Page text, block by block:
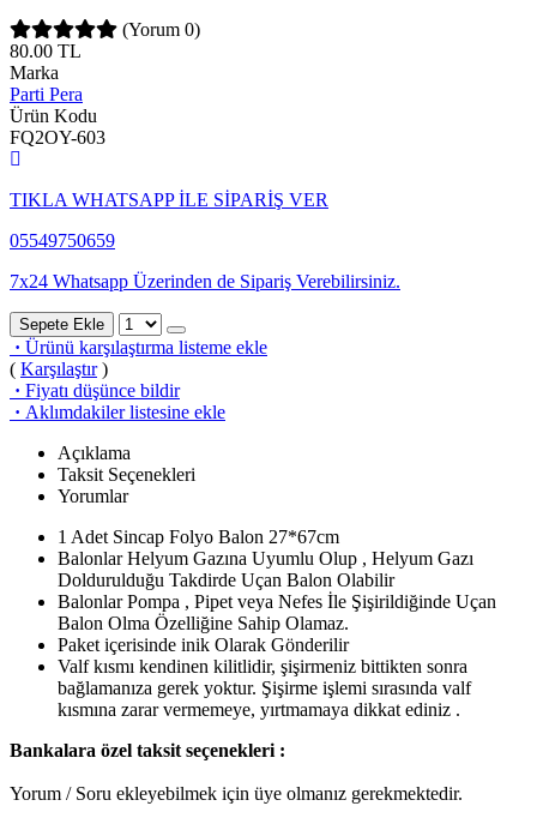
(Yorum 0)
80.00 TL
Marka
Parti Pera
Ürün Kodu
FQ2OY-603
TIKLA WHATSAPP İLE SİPARİŞ VER
05549750659
7x24 Whatsapp Üzerinden de Sipariş Verebilirsiniz.
Sepete Ekle
· Ürünü karşılaştırma listeme ekle
( Karşılaştır)
· Fiyatı düşünce bildir
· Aklımdakiler listesine ekle
Açıklama
Taksit Seçenekleri
Yorumlar
1 Adet Sincap Folyo Balon 27*67cm
Balonlar Helyum Gazına Uyumlu Olup , Helyum Gazı
Doldurulduğu Takdirde Uçan Balon Olabilir
Balonlar Pompa , Pipet veya Nefes İle Şişirildiğinde Uçan
Balon Olma Özelliğine Sahip Olamaz.
Paket içerisinde inik Olarak Gönderilir
Valf kısmı kendinen kilitlidir, şişirmeniz bittikten sonra
bağlamanıza gerek yoktur. Şişirme işlemi sırasında valf
kısmına zarar vermemeye, yırtmamaya dikkat ediniz .
Bankalara özel taksit seçenekleri :
Yorum / Soru ekleyebilmek için üye olmanız gerekmektedir.